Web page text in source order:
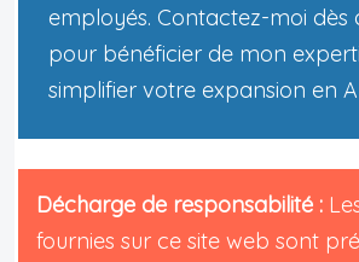
employés. Contactez-moi dès
pour bénéficier de mon
simplifier votre expansion en
Décharge de responsabilité :
fournies sur ce site web sont